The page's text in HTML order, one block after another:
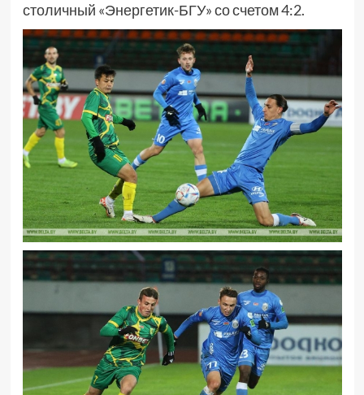
столичный «Энергетик-БГУ» со счетом 4:2.